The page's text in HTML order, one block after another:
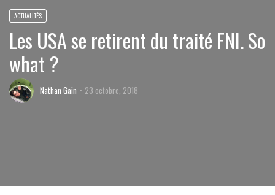
ACTUALITÉS
Les USA se retirent du traité FNI. So
what ?
Nathan Gain 23 octobre, 2018